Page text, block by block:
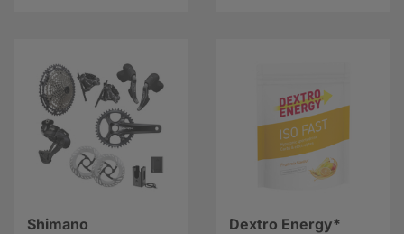
Shimano
Dextro Energy*